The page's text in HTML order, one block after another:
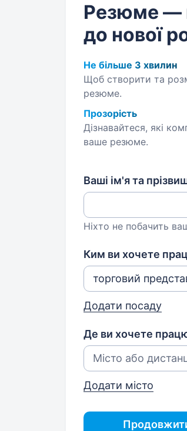
Резюме —
до нової
Не більше 3 хвилин
Щоб створити та
резюме.
Прозорість
Дізнавайтеся, які
ваше резюме.
Ваші ім'я та
Ніхто не побачить
Ким ви хочете
Додати посаду
Де ви хочете
Додати місто